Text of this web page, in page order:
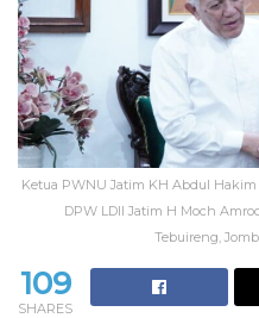
Ketua PWNU Jatim KH Abdul
DPW LDII Jatim H Moch
Tebuireng,
109
SHARES